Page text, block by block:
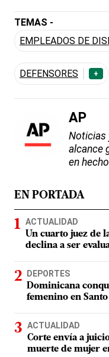
TEMAS -
EMPLEADOS DE
DEFENSORES +
AP
Noticias
alcance
en
EN PORTADA
ACTUALIDAD
Un cuarto juez de
declina a ser
DEPORTES
Dominicana
femenino en
ACTUALIDAD
Corte envía a
muerte de mujer